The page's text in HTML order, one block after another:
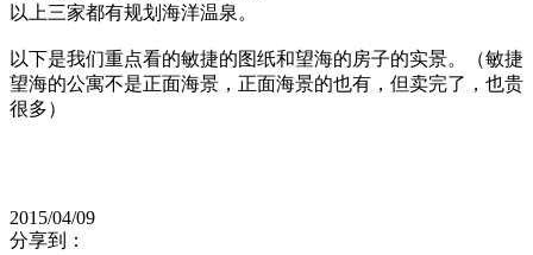
以上三家都有规划海洋温泉。
以下是我们重点看的敏捷的图纸和望海的房子的实景。（敏捷
望海的公寓不是正面海景，正面海景的也有，但卖完了，也贵
很多）
2015/04/09
分享到：